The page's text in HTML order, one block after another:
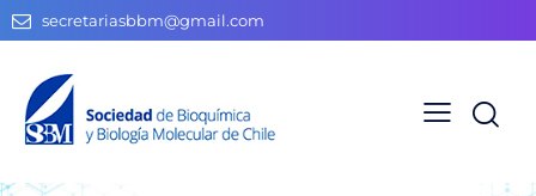
secretariasbbm@gmail.com